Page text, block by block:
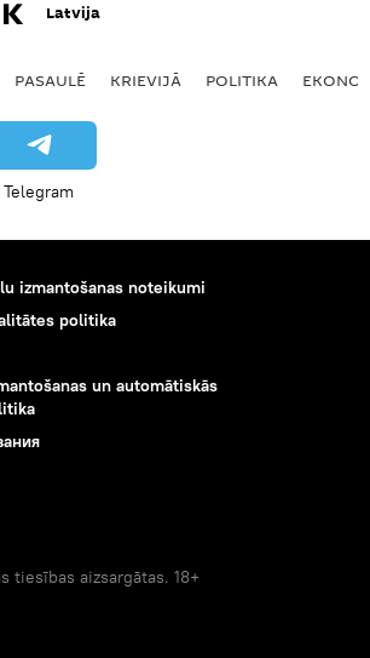
Latvija
PASAULĒ KRIEVIJĀ POLITIKA
Telegram
izmantošanas noteikumi
politika
un automātiskās
tiesības aizsargātas. 18+